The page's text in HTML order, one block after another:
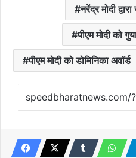
नरेंद्र मोदी
पीएम मोदी को
पीएम मोदी को डोमिनिका अवॉर्ड